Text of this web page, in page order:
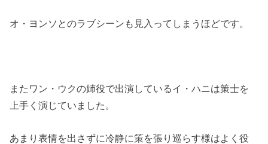
オ・ヨンソとのラブシーンも見入ってしまうほどです。
またワン・ウクの姉役で出演しているイ・ハニは策士を
上手く演じていました。
あまり表情を出さずに冷静に策を張り巡らす様はよく役